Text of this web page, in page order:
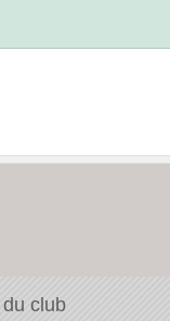
club